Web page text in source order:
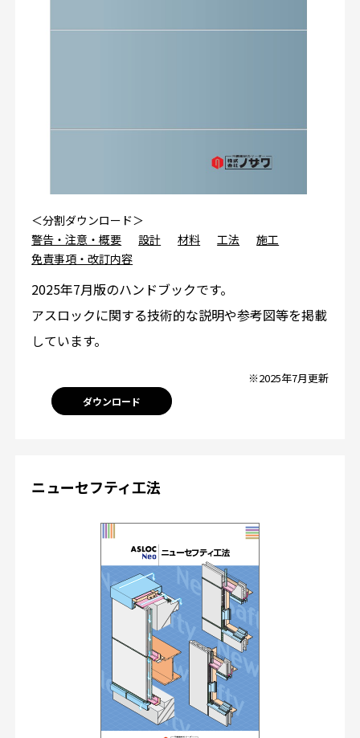
＜分割ダウンロード＞
警告・注意・概要
設計 材料 工法
施工
免責事項・改訂内容
2025年7月版のハンドブックです。
アスロックに関する技術的な説明や参考図等を掲載
しています。
※2025年7月更新
ダウンロード
ニューセフティ工法